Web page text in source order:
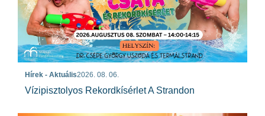
Hírek - Aktuális2026. 08. 06.
Vízipisztolyos Rekordkísérlet A Strandon